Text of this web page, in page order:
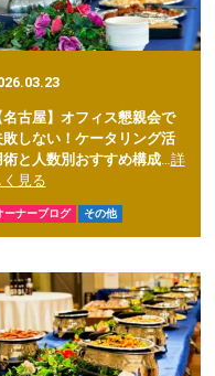
名古屋】オフィス懇親会で
敗しない！ケータリング活
術と人数別おすすめ構成…詳
く見る
ーナーブログ その他